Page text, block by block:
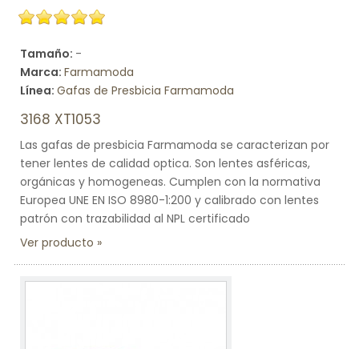
Tamaño: -
Marca: Farmamoda
Línea: Gafas de Presbicia Farmamoda
3168 XT1053
Las gafas de presbicia Farmamoda se caracterizan por
tener lentes de calidad optica. Son lentes asféricas,
orgánicas y homogeneas. Cumplen con la normativa
Europea UNE EN ISO 8980-1:200 y calibrado con lentes
patrón con trazabilidad al NPL certificado
Ver producto